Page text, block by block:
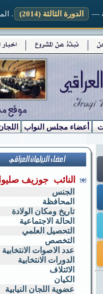
— الدورة الثالثة (2014) .
أعضاء مجلس النواب
النائب جوزيف
الجنس
المحافظة
تاريخ ومكان الولادة
الحالة الاجتماعية
التحصيل العلمي
التخصص
عدد الاصوات الانتخابية
الدورات الانتخابية
الائتلاف
الكيان
عضوية اللجان النيابية